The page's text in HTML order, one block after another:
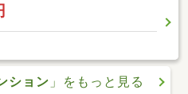
ション 」をもっと見る